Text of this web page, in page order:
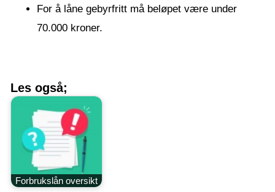
For å låne gebyrfritt må beløpet være under
70.000 kroner.
Les også;
Forbrukslån oversikt